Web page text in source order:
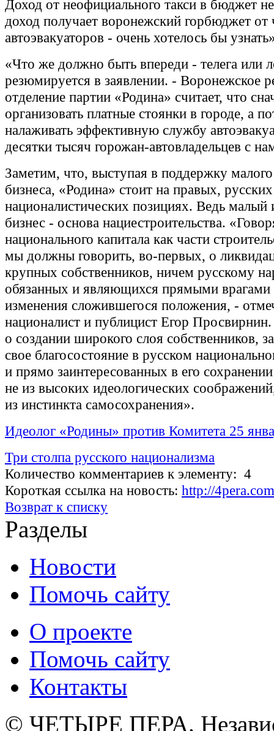
Доход от неофициального такси в бюджет
доход получает воронежский горбюджет от
автоэвакуаторов - очень хотелось бы
«Что же должно быть впереди - телега или
резюмируется в заявлении. - Воронежское
отделение партии «Родина» считает, что
организовать платные стоянки в городе, а
налаживать эффективную службу
десятки тысяч горожан-автовладельцев с
Заметим, что, выступая в поддержку малого
бизнеса, «Родина» стоит на правых, русских
националистических позициях. Ведь малый
бизнес - основа нациестроительства.
национального капитала как части
мы должны говорить, во-первых, о
крупных собственников, ничем русскому
обязанных и являющихся прямыми врагами
изменения сложившегося положения, -
националист и публицист Егор
о создании широкого слоя собственников,
свое благосостояние в русском
и прямо заинтересованных в его
не из высоких идеологических
из инстинкта самосохранения».
Идеолог «Родины» против Комитета 25
Три столпа русского национализма
Количество комментариев к элементу: 4
Короткая ссылка на новость: http://
Возврат к списку
Разделы
Новости
Помочь сайту
О проекте
Помочь сайту
Контакты
© ЧЕТЫРЕ ПЕРА.